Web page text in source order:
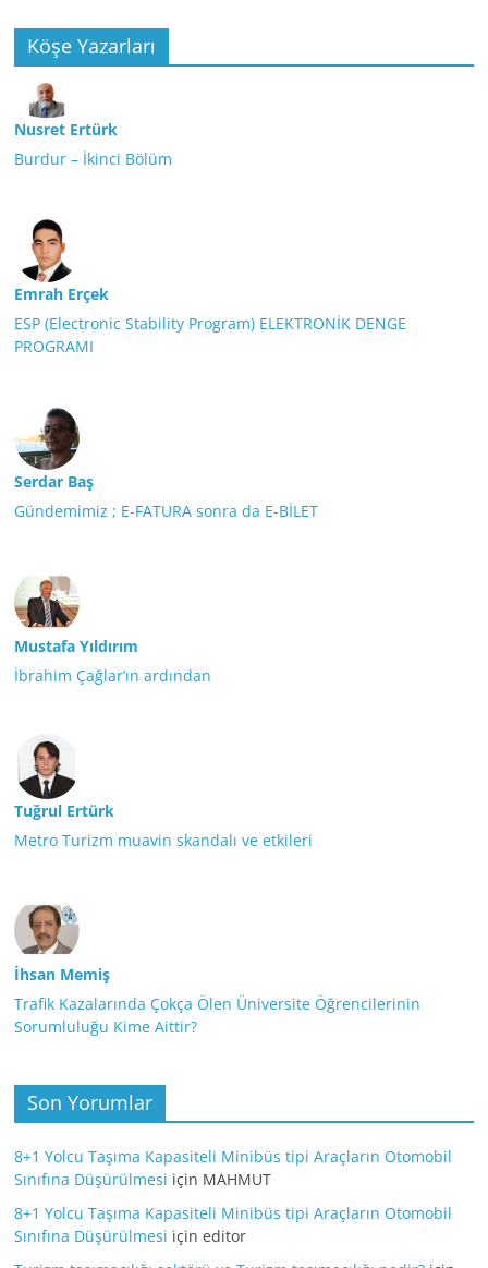
Köşe Yazarları
Nusret Ertürk
Burdur – İkinci Bölüm
Emrah Erçek
ESP (Electronic Stability Program) ELEKTRONİK DENGE
PROGRAMI
Serdar Baş
Gündemimiz ; E-FATURA sonra da E-BİLET
Mustafa Yıldırım
İbrahim Çağlar’ın ardından
Tuğrul Ertürk
Metro Turizm muavin skandalı ve etkileri
İhsan Memiş
Trafik Kazalarında Çokça Ölen Üniversite Öğrencilerinin
Sorumluluğu Kime Aittir?
Son Yorumlar
8+1 Yolcu Taşıma Kapasiteli Minibüs tipi Araçların Otomobil
Sınıfına Düşürülmesi için MAHMUT
8+1 Yolcu Taşıma Kapasiteli Minibüs tipi Araçların Otomobil
Sınıfına Düşürülmesi içineditor